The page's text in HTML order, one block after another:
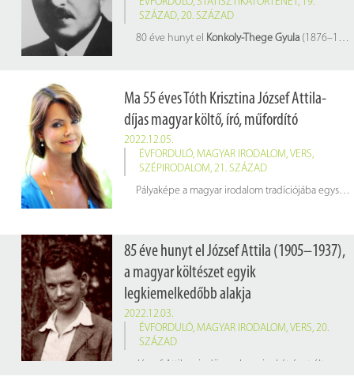
SZÁZAD, 20. SZÁZAD
80 éve hunyt el Konkoly-Thege Gyula(1876–1942) statisztikus, a KSH elnöke, az MTA levelező tagja.
Ma 55 éves Tóth Krisztina József Attila-
díjas magyar költő, író, műfordító
2022.12.05.
ÉVFORDULÓ, MAGYAR IRODALOM, VERS,
SZÉPIRODALOM, 21. SZÁZAD
Pályaképe a magyar irodalom tradíciójába egyszerre szervesen illeszkedő, ugyanakkor azt megújító látás- és beszédmódok ívét rajzolja ki. A Nyugat verselési formái, a huszadik századi és kortárs költészetre való utalások, a tárcák pillanatfelvételei vagy a novellák és regények megszólalásai együtt haladnak a nyelv és a kommunikáció problémáira alapozott irodalomfelfogással.
85 éve hunyt el József Attila (1905–1937),
a magyar költészet egyik
legkiemelkedőbb alakja
2022.12.03.
ÉVFORDULÓ, MAGYAR IRODALOM, VERS, 20.
SZÁZAD